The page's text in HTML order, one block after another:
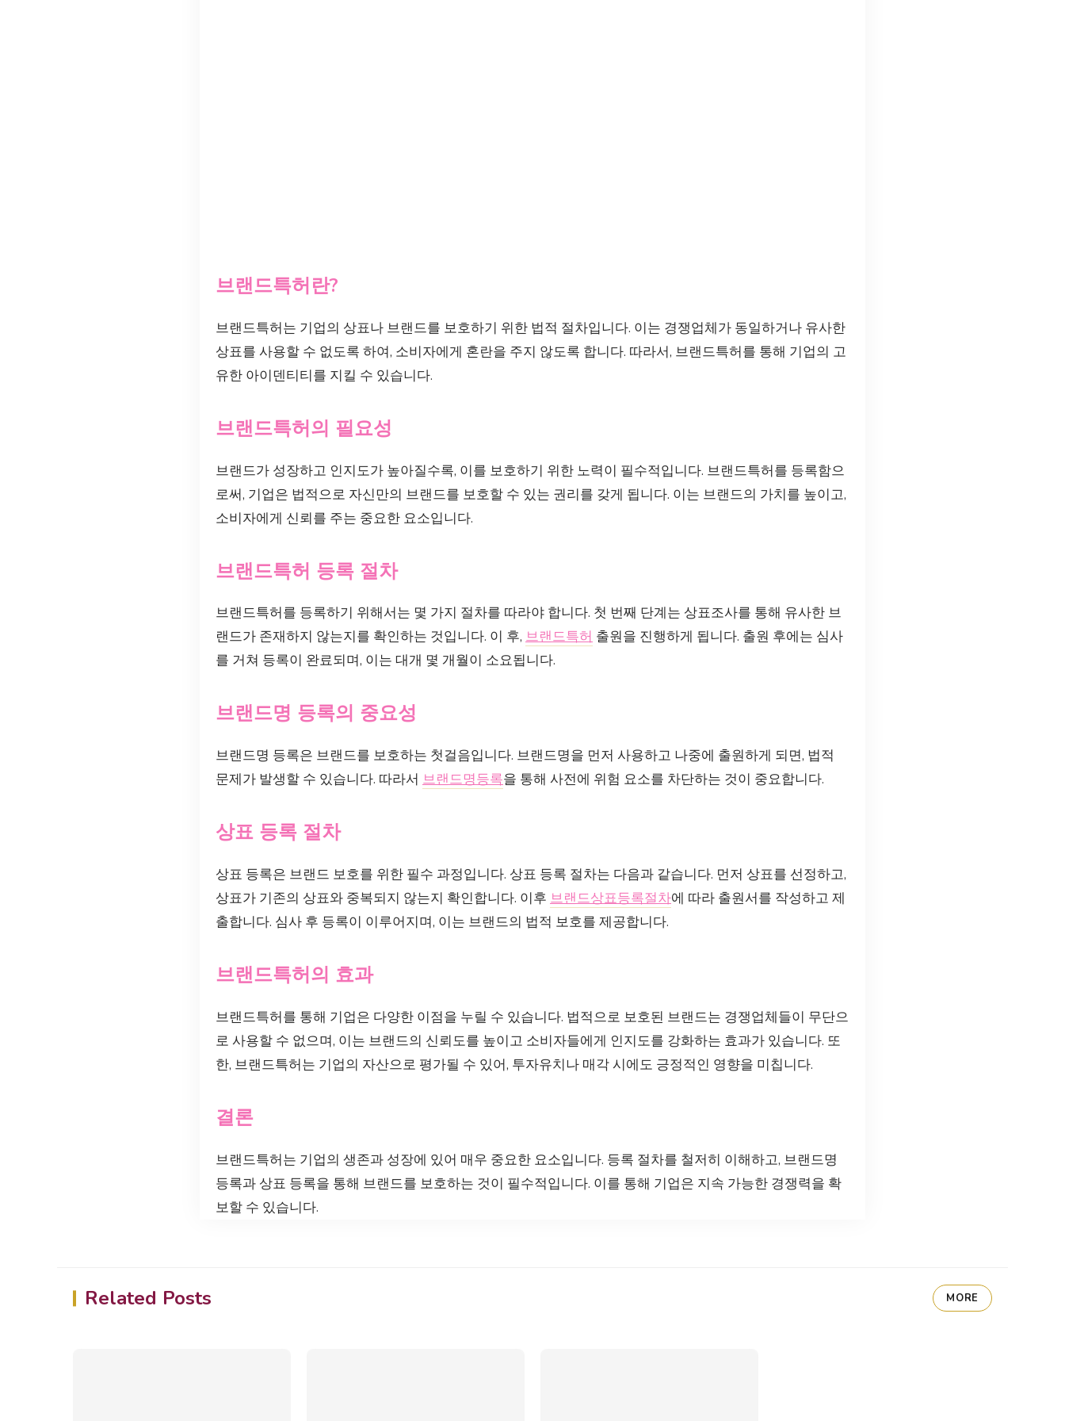
브랜드특허란?
브랜드특허는 기업의 상표나 브랜드를 보호하기 위한 법적 절차입니다. 이는 경쟁업체가 동일하거나 유사한
상표를 사용할 수 없도록 하여, 소비자에게 혼란을 주지 않도록 합니다. 따라서, 브랜드특허를 통해 기업의 고
유한 아이덴티티를 지킬 수 있습니다.
브랜드특허의 필요성
브랜드가 성장하고 인지도가 높아질수록, 이를 보호하기 위한 노력이 필수적입니다. 브랜드특허를 등록함으
로써, 기업은 법적으로 자신만의 브랜드를 보호할 수 있는 권리를 갖게 됩니다. 이는 브랜드의 가치를 높이고,
소비자에게 신뢰를 주는 중요한 요소입니다.
브랜드특허 등록 절차
브랜드특허를 등록하기 위해서는 몇 가지 절차를 따라야 합니다. 첫 번째 단계는 상표조사를 통해 유사한 브
랜드가 존재하지 않는지를 확인하는 것입니다. 이 후, 브랜드특허 출원을 진행하게 됩니다. 출원 후에는 심사
를 거쳐 등록이 완료되며, 이는 대개 몇 개월이 소요됩니다.
브랜드명 등록의 중요성
브랜드명 등록은 브랜드를 보호하는 첫걸음입니다. 브랜드명을 먼저 사용하고 나중에 출원하게 되면, 법적
문제가 발생할 수 있습니다. 따라서 브랜드명등록을 통해 사전에 위험 요소를 차단하는 것이 중요합니다.
상표 등록 절차
상표 등록은 브랜드 보호를 위한 필수 과정입니다. 상표 등록 절차는 다음과 같습니다. 먼저 상표를 선정하고,
상표가 기존의 상표와 중복되지 않는지 확인합니다. 이후 브랜드상표등록절차에 따라 출원서를 작성하고 제
출합니다. 심사 후 등록이 이루어지며, 이는 브랜드의 법적 보호를 제공합니다.
브랜드특허의 효과
브랜드특허를 통해 기업은 다양한 이점을 누릴 수 있습니다. 법적으로 보호된 브랜드는 경쟁업체들이 무단으
로 사용할 수 없으며, 이는 브랜드의 신뢰도를 높이고 소비자들에게 인지도를 강화하는 효과가 있습니다. 또
한, 브랜드특허는 기업의 자산으로 평가될 수 있어, 투자유치나 매각 시에도 긍정적인 영향을 미칩니다.
결론
브랜드특허는 기업의 생존과 성장에 있어 매우 중요한 요소입니다. 등록 절차를 철저히 이해하고, 브랜드명
등록과 상표 등록을 통해 브랜드를 보호하는 것이 필수적입니다. 이를 통해 기업은 지속 가능한 경쟁력을 확
보할 수 있습니다.
Related Posts MORE